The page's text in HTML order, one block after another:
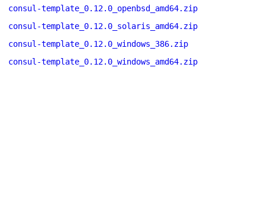
consul-template_0.12.0_openbsd_amd64.zip
consul-template_0.12.0_solaris_amd64.zip
consul-template_0.12.0_windows_386.zip
consul-template_0.12.0_windows_amd64.zip